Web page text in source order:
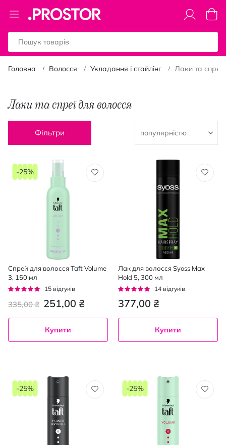
Toggle
Nav
Кошик
Головна Волосся Укладання і стайлінг Лаки та спреї
Лаки та спреї для волосся
Фільтри
Спрей для волосся Taft Volume
3, 150 мл
Рейтинг:
15 відгуків
251,00 ₴
335,00 ₴
-25%
Купити
Лак для волосся Syoss Max
Hold 5, 300 мл
Рейтинг:
14 відгуків
377,00 ₴
Купити
-25% -25%